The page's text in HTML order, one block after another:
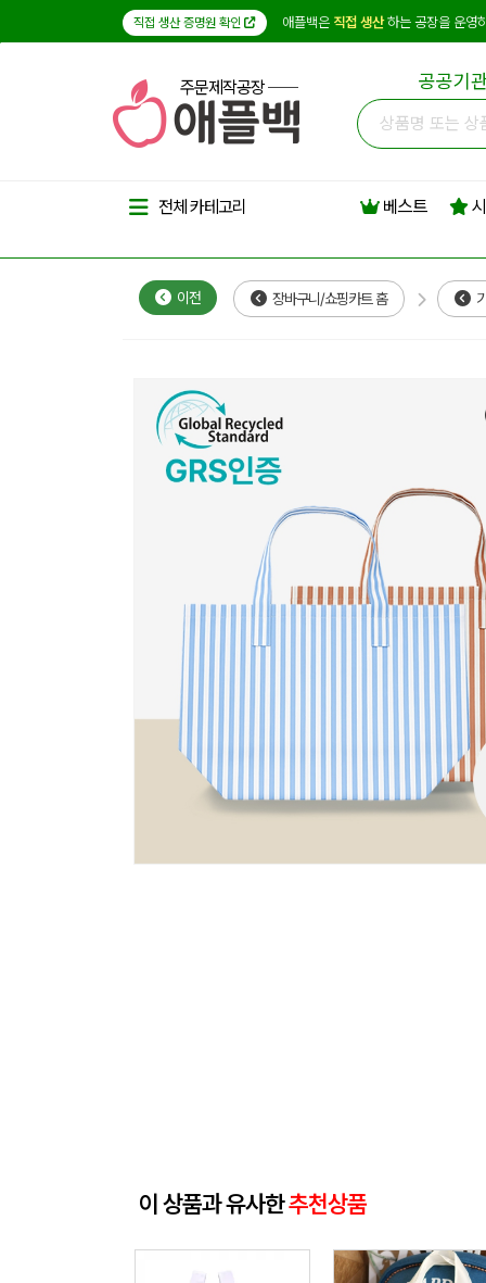
직접 생산 증명원 확인 애플백은 직접 생산하는 공장을 운영
주문제작공장 공공기
전체 카테고리 베스트
이전 장바구니/쇼핑카트 홈
이 상품과 유사한추천상품